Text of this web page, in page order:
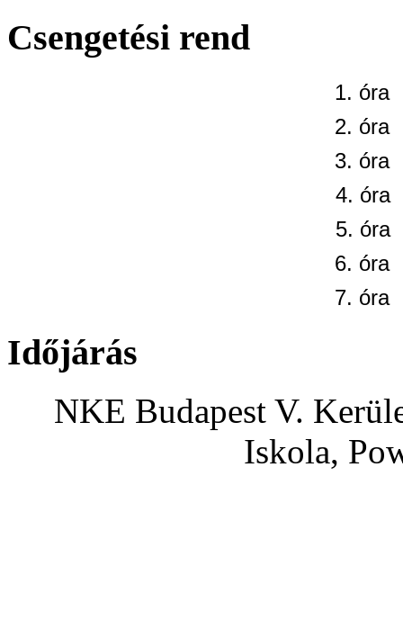
Csengetési rend
1. óra
2. óra
3. óra
4. óra
5.
6. óra
7. óra
Időjárás
NKE Budapest V.
Iskola,